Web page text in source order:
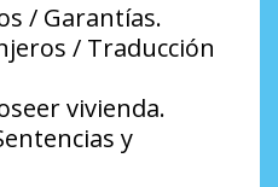
/ Garantías.
/ Traducción
vivienda.
y